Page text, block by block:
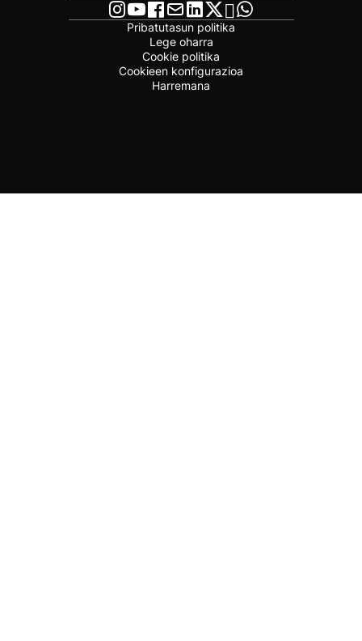
Pribatutasun politika
Lege oharra
Cookie politika
Cookieen konfigurazioa
Harremana